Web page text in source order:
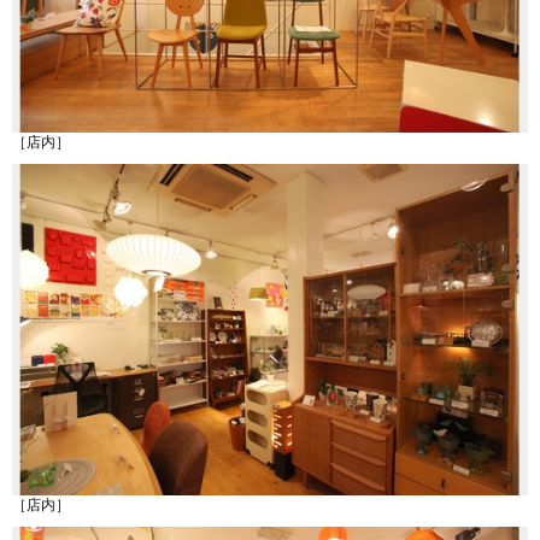
［店内］
［店内］